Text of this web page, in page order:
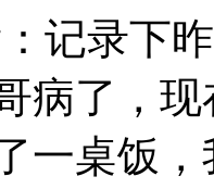
记录下
病了，
一桌饭